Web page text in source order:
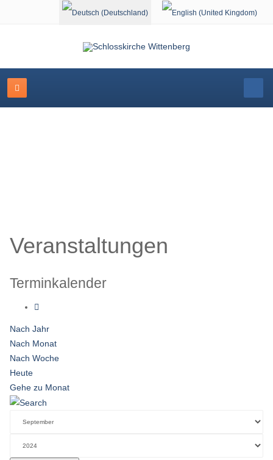
Sprache auswählen
Veranstaltungen
Terminkalender
Nach Jahr
Nach Monat
Nach Woche
Heute
Gehe zu Monat